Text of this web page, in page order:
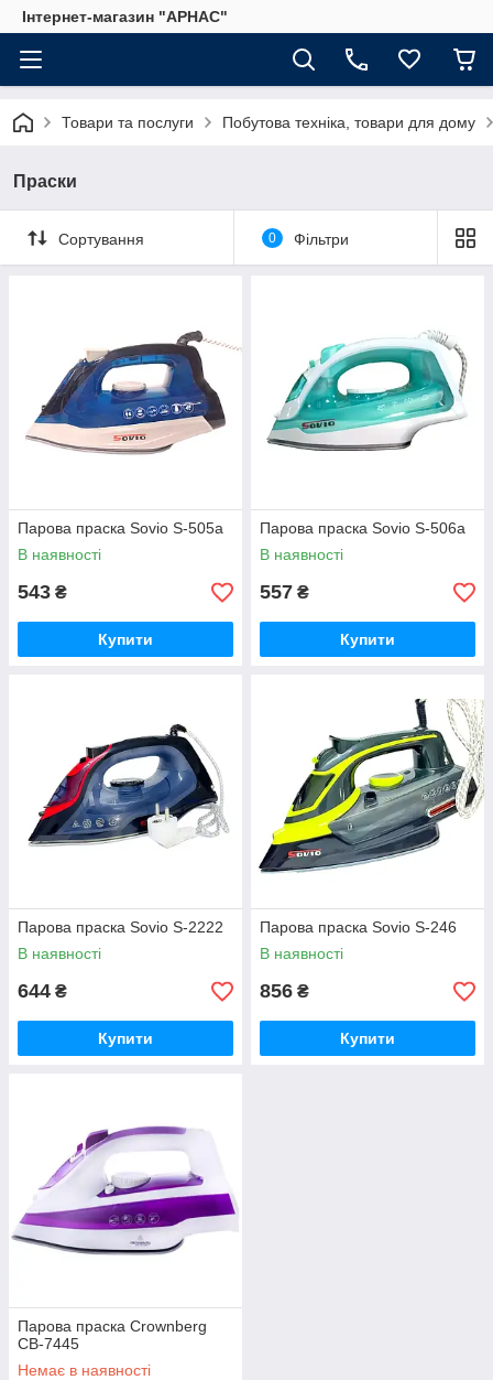
Інтернет-магазин "АРНАС"
Товари та послуги Побутова техніка, товари для дому
Праски
Сортування 0 Фільтри
Парова праска Sovio S-505a
В наявності
543 ₴
Купити
Парова праска Sovio S-506a
В наявності
557 ₴
Купити
Парова праска Sovio S-2222
В наявності
644 ₴
Купити
Парова праска Sovio S-246
В наявності
856 ₴
Купити
Парова праска Crownberg
CB-7445
Немає в наявності